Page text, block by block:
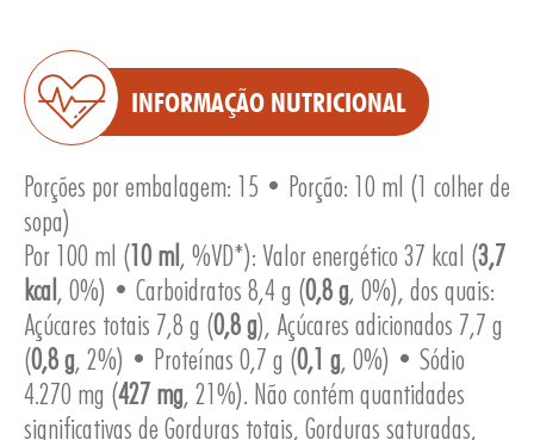
INFORMAÇÃO NUTRICIONAL
Porções por embalagem: 15 • Porção: 10 ml (1 colher de
sopa)
Por 100 ml (10 ml , %VD*): Valor energético 37 kcal (3,7
kcal , 0%) • Carboidratos 8,4 g (0,8 g, 0%), dos quais:
Açúcares totais 7,8 g (0,8 g), Açúcares adicionados 7,7 g
(0,8 g, 2%) • Proteínas 0,7 g (0,1 g, 0%) • Sódio
4.270 mg (427 mg, 21%). Não contém quantidades
significativas de Gorduras totais, Gorduras saturadas,